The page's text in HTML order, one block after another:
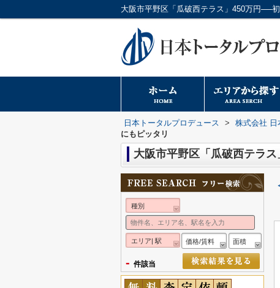
日本トータルプロデュース > 株式会社 日
にもピッタリ
大阪市平野区「瓜破西テラ
種別
エリア| 駅 価格/賃料 面積
- 件該当